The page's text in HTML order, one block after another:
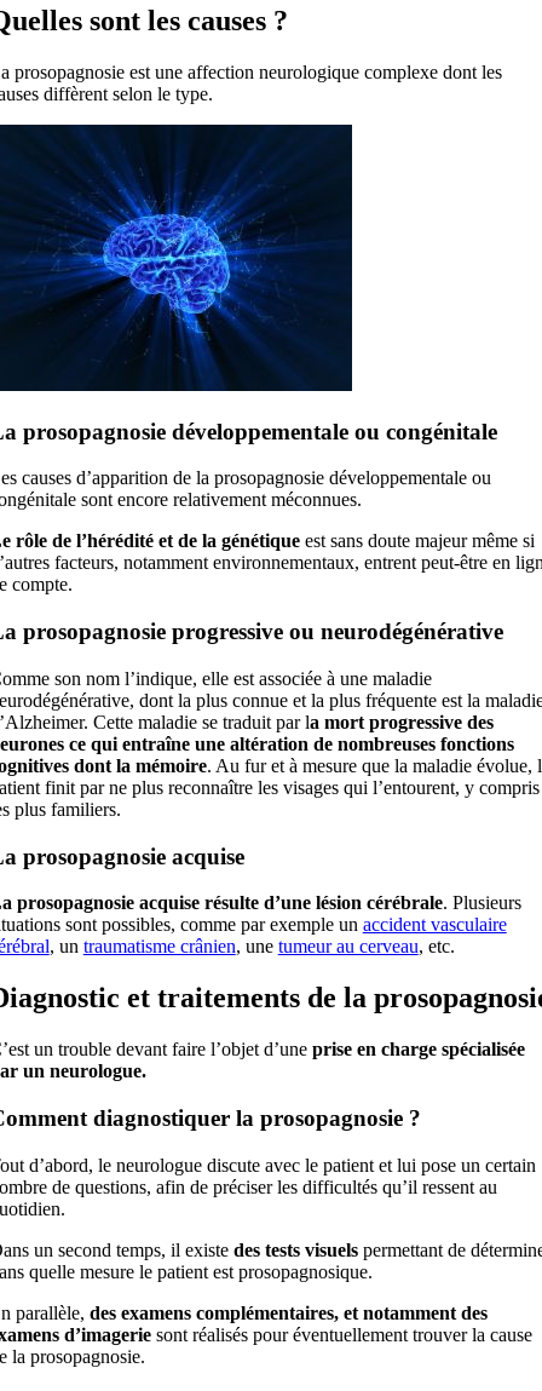
sont les causes ?
prosopagnosie est une affection neurologique complexe dont les
diffèrent selon le type.
prosopagnosie développementale ou congénitale
causes d’apparition de la prosopagnosie développementale ou
sont encore relativement méconnues.
rôle de l’hérédité et de la génétique est sans doute majeur même si
facteurs, notamment environnementaux, entrent peut-être en
compte.
prosopagnosie progressive ou neurodégénérative
son nom l’indique, elle est associée à une maladie
dont la plus connue et la plus fréquente est la
Cette maladie se traduit par la mort progressive des
ce qui entraîne une altération de nombreuses fonctions
dont la mémoire. Au fur et à mesure que la maladie évolue,
finit par ne plus reconnaître les visages qui l’entourent, y compris
plus familiers.
prosopagnosie acquise
prosopagnosie acquise résulte d’une lésion cérébrale. Plusieurs
sont possibles, comme par exemple un accident vasculaire
, un traumatisme crânien, une tumeur au cerveau, etc.
et traitements de la
un trouble devant faire l’objet d’uneprise en charge spécialisée
un neurologue.
diagnostiquer la prosopagnosie ?
d’abord, le neurologue discute avec le patient et lui pose un certain
de questions, afin de préciser les difficultés qu’il ressent au
un second temps, il existe des tests visuels permettant de
quelle mesure le patient est prosopagnosique.
parallèle, des examens complémentaires, et notamment des
d’imageriesont réalisés pour éventuellement trouver la cause
la prosopagnosie.